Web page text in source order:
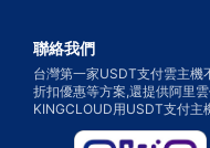
聯絡我們
台灣第一家USDT支付雲主機
折扣優惠等方案,還提供阿里
KINGCLOUD用USDT支付主